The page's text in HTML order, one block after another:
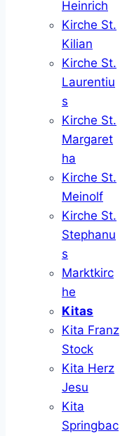
Heinrich
Kirche St.
Kilian
Kirche St.
Laurentiu
s
Kirche St.
Margaret
ha
Kirche St.
Meinolf
Kirche St.
Stephanu
s
Marktkirc
he
Kitas
Kita Franz
Stock
Kita Herz
Jesu
Kita
Springbac